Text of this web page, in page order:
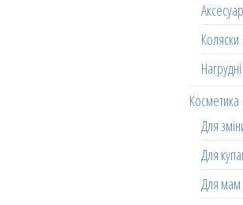
Коляски
Косметика
Для
Для
Для мам